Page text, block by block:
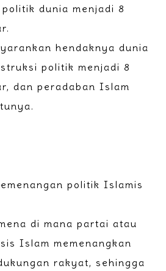
dunia menjadi 8
hendaknya dunia
politik menjadi 8
dan peradaban Islam
politik Islamis
di mana partai atau
Islam memenangkan
rakyat, sehingga